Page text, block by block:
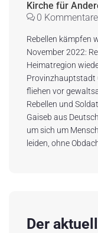
Kirche für
0 Kommentare
Rebellen kämpfen
November 2022:
Heimatregion
Provinzhauptstadt
fliehen vor
Rebellen und
Gaiseb aus
um sich um
leiden, ohne
Der